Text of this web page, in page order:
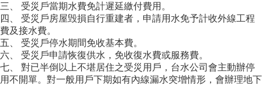
三、 受災戶當期水費免計遲延繳付費用。
四、 受災戶房屋毁損自行重建者，申請用水免予計收外線工程
費及接水費。
五、 受災戶停水期間免收基本費。
六、 受災戶申請恢復供水，免收復水費或服務費。
七、 對已半倒以上不堪居住之受災用戶，台水公司會主動辦停
用不開單。對一般用戶下期如有內線漏水突增情形，會辦理地下